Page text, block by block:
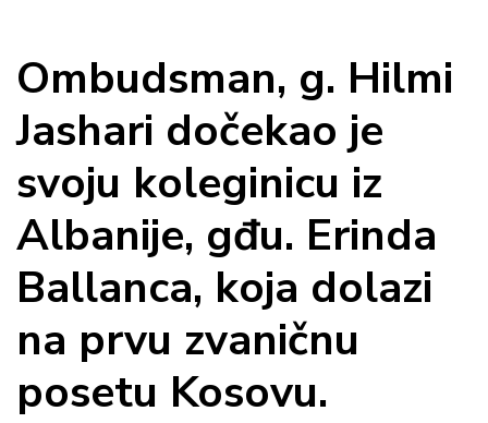
Ombudsman, g. Hilmi
Jashari dočekao je
svoju koleginicu iz
Albanije, gđu. Erinda
Ballanca, koja dolazi
na prvu zvaničnu
posetu Kosovu.